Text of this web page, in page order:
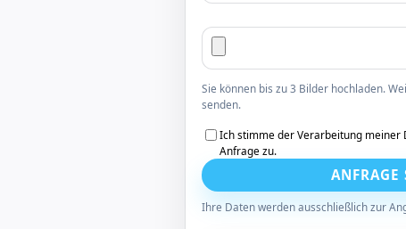
Sie können bis zu 3 Bilder hochladen.
senden.
Ich stimme der Verarbeitung meiner
Anfrage zu.
ANFRAGE
Ihre Daten werden ausschließlich zur